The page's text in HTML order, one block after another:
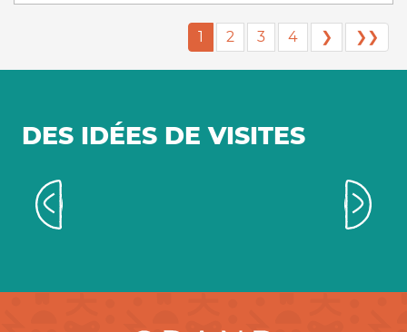
1 2 3 4 ❯ ❯❯
DES IDÉES DE VISITES